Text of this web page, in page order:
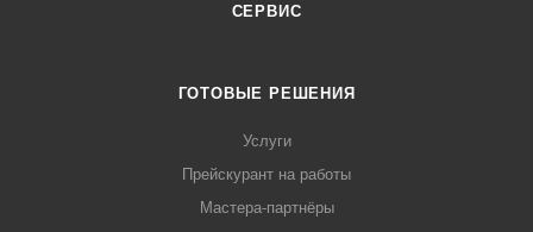
СЕРВИС
ГОТОВЫЕ РЕШЕНИЯ
Услуги
Прейскурант на работы
Мастера-партнёры